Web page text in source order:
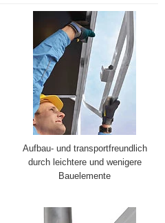
Aufbau- und transportfreundlich
durch leichtere und wenigere
Bauelemente